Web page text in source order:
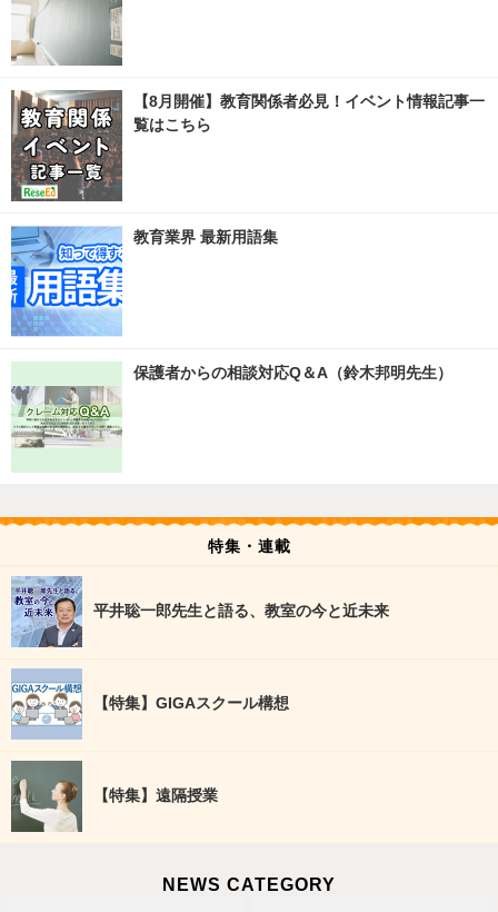
【8月開催】教育関係者必見！イベント情報記事一
覧はこちら
教育業界 最新用語集
保護者からの相談対応Q＆A（鈴木邦明先生）
特集・連載
平井聡一郎先生と語る、教室の今と近未来
【特集】GIGAスクール構想
【特集】遠隔授業
NEWS CATEGORY